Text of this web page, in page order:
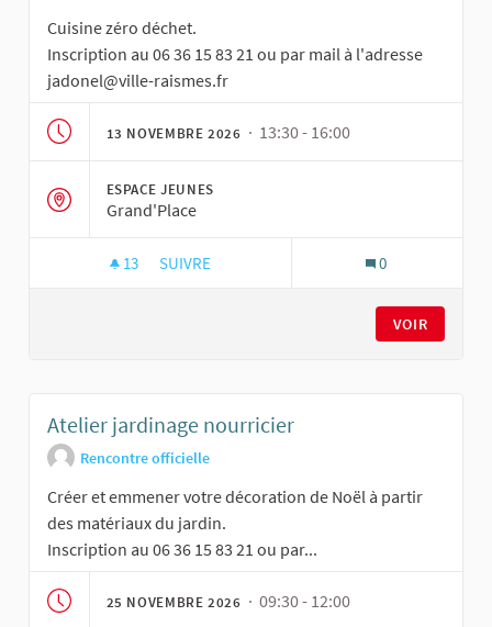
Cuisine zéro déchet.
Inscription au 06 36 15 83 21 ou par mail à l'adresse
jadonel@ville-raismes.fr
13 NOVEMBRE 2026 · 13:30 - 16:00
ESPACE JEUNES
Grand'Place
13 13 ABONNÉS
SUIVRE 0
VOIR
Atelier jardinage nourricier
Rencontre officielle
Créer et emmener votre décoration de Noël à partir
des matériaux du jardin.
Inscription au 06 36 15 83 21 ou par...
25 NOVEMBRE 2026 · 09:30 - 12:00